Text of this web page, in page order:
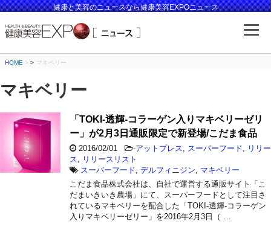
健康と美容のニュースなら健康美容EXPOニュース
HOME > マキベリー
マキベリー
「TOKI-透輝-コラーゲン入りマキベリーゼリ
ー」が2月3日通販限定で新登場/こだま食品
2016/02/01 -アットプレス スーパーフード
リリー
ス
リリースリスト
スーパーフード デルフィニジン
マキベリー
こだま食品株式会社は、自社で運営する通販サイト「こ
だまいきいき農場」にて、スーパーフードとして注目さ
れているマキベリーを配合した「TOKI-透輝-コラーゲン
入りマキベリーゼリー」を2016年2月3日（ …